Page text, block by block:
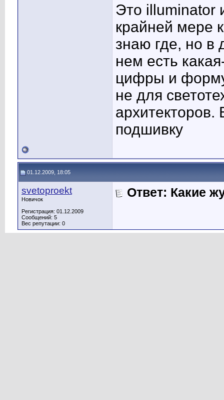
Это illuminator
крайней мере
знаю где, но в
нем есть
цифры и
не для
архитекторов.
подшивку
01.12.2009, 18:05
svetoproekt
Новичок
Регистрация: 01.12.2009
Сообщений: 5
Вес репутации: 0
Ответ: Какие